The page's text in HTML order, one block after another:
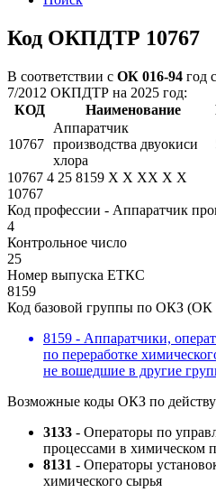
Код ОКПДТР 10767
В соответствии с ОК 016-94 год
7/2012 ОКПДТР на 2025 год:
КОД
Наименование
10767
Аппаратчик
производства двуокиси
хлора
10767 4 25 8159 X X XX X X
10767
Код профессии - Аппаратчик
4
Контрольное число
25
Номер выпуска ЕТКС
8159
Код базовой группы по ОКЗ (ОК
8159 - Аппаратчики,
по переработке
не вошедшие в другие
Возможные коды ОКЗ по
3133 - Операторы по
процессами в химическом
8131 - Операторы
химического сырья